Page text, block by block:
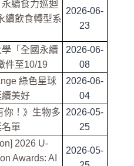
續食力巡迴
續飲食轉型系
2026-06-
23
學「全國永續
件至10/19
2026-06-
08
綠色星球
美好
2026-06-
04
你！》生物多
單
2026-05-
25
2026 U-
Awards: AI
2026-05-